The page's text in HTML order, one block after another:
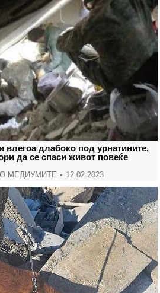
влегоа длабоко под урнатините,
да се спаси живот повеќе
МЕДИУМИТЕ 12.02.2023